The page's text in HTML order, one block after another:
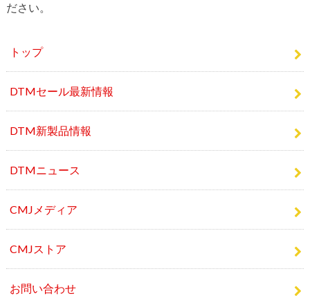
ださい。
トップ
DTMセール最新情報
DTM新製品情報
DTMニュース
CMJメディア
CMJストア
お問い合わせ